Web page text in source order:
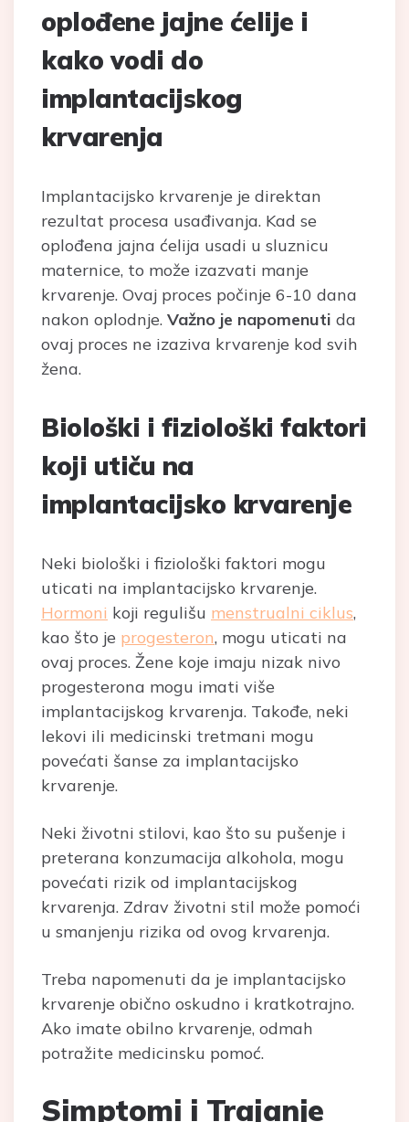
oplođene jajne ćelije i
kako vodi do
implantacijskog
krvarenja
Implantacijsko krvarenje je direktan
rezultat procesa usađivanja. Kad se
oplođena jajna ćelija usadi u sluznicu
maternice, to može izazvati manje
krvarenje. Ovaj proces počinje 6-10 dana
nakon oplodnje. Važno je napomenuti da
ovaj proces ne izaziva krvarenje kod svih
žena.
Biološki i fiziološki faktori
koji utiču na
implantacijsko krvarenje
Neki biološki i fiziološki faktori mogu
uticati na implantacijsko krvarenje.
Hormoni koji regulišu menstrualni ciklus,
kao što je progesteron, mogu uticati na
ovaj proces. Žene koje imaju nizak nivo
progesterona mogu imati više
implantacijskog krvarenja. Takođe, neki
lekovi ili medicinski tretmani mogu
povećati šanse za implantacijsko
krvarenje.
Neki životni stilovi, kao što su pušenje i
preterana konzumacija alkohola, mogu
povećati rizik od implantacijskog
krvarenja. Zdrav životni stil može pomoći
u smanjenju rizika od ovog krvarenja.
Treba napomenuti da je implantacijsko
krvarenje obično oskudno i kratkotrajno.
Ako imate obilno krvarenje, odmah
potražite medicinsku pomoć.
Simptomi i Trajanje